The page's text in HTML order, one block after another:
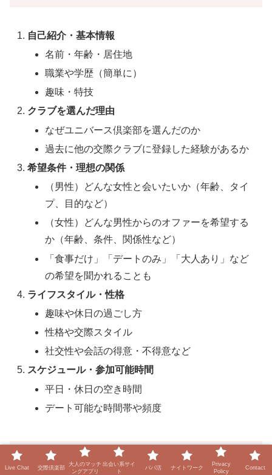
自己紹介・基本情報
名前・年齢・居住地
職業や学歴（簡単に）
趣味・特技
クラブを選んだ理由
なぜユニバース倶楽部を選んだのか
過去に他の交際クラブに登録した経験があるか
希望条件・理想の関係
（男性）どんな女性と会いたいか（年齢、タイ
プ、目的など）
（女性）どんな男性からのオファーを希望する
か（年齢、条件、関係性など）
「食事だけ」「デートのみ」「大人あり」など
の希望を聞かれることも
ライフスタイル・性格
趣味や休日の過ごし方
性格や交際スタイル
社交性や会話の得意・不得意など
スケジュール・参加可能時間
平日・休日の空き時間
デート可能な時間帯や頻度
🔹 女性向けの質問・確認
Live Chat 交際倶楽部
大人のマッチ
ングアプリ
出会い系サイ
ト
パパ活 ナイトワーク
Privacy
Policy
Contact